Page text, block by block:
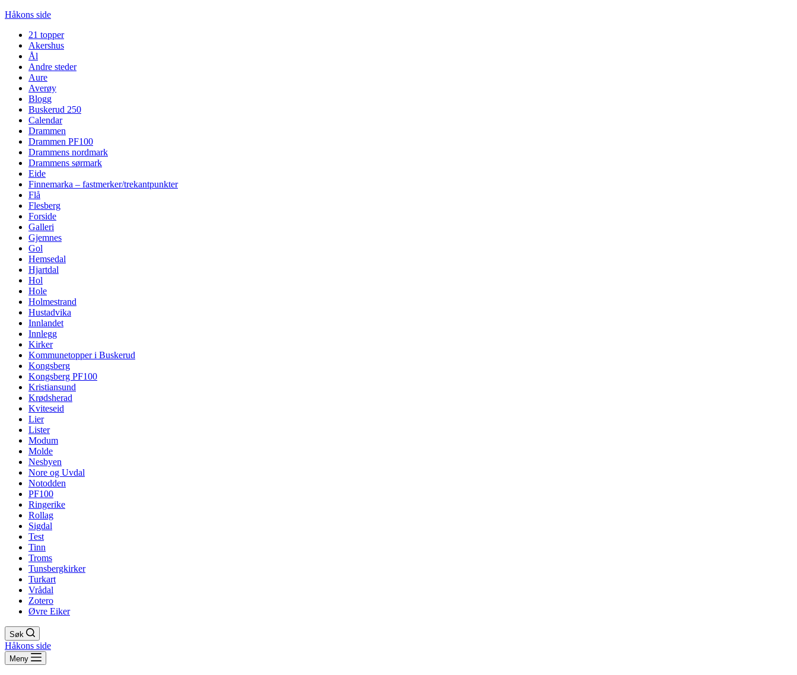
Håkons side
21 topper
Akershus
Ål
Andre steder
Aure
Averøy
Blogg
Buskerud 250
Calendar
Drammen
Drammen PF100
Drammens nordmark
Drammens sørmark
Eide
Finnemarka – fastmerker/trekantpunkter
Flå
Flesberg
Forside
Galleri
Gjemnes
Gol
Hemsedal
Hjartdal
Hol
Hole
Holmestrand
Hustadvika
Innlandet
Innlegg
Kirker
Kommunetopper i Buskerud
Kongsberg
Kongsberg PF100
Kristiansund
Krødsherad
Kviteseid
Lier
Lister
Modum
Molde
Nesbyen
Nore og Uvdal
Notodden
PF100
Ringerike
Rollag
Sigdal
Test
Tinn
Troms
Tunsbergkirker
Turkart
Vrådal
Zotero
Øvre Eiker
Søk
Håkons side
Meny